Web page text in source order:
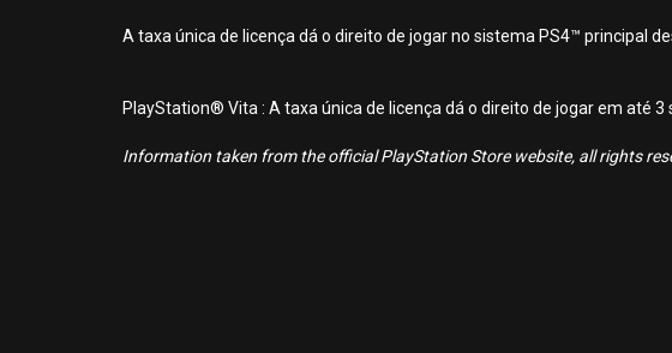
A taxa única de licença dá o direito de jogar no sistema PS4™ principal
PlayStation® Vita : A taxa única de licença dá o direito de jogar em até
Information taken from the official PlayStation Store website, all rights